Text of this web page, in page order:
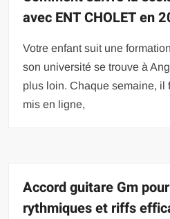
avec ENT CHOLET en
Votre enfant suit une
son université se trouve à
plus loin. Chaque semaine, il
mis en ligne,
Accord guitare Gm
rythmiques et riffs